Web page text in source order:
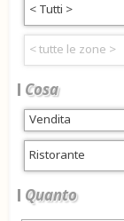
< Tutti >
< tutte le zone >
Cosa
Ristorante
Quanto